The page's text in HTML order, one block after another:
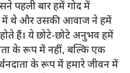
पहली बार हमें गोद में
में थे और उसकी आवाज ने हमें
हैं। ये छोटे-छोटे अनुभव हमें
के रूप में नहीं, बल्कि एक
के रूप में हमारे जीवन में